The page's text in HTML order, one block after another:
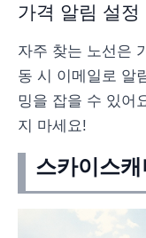
가격 알림 설정
자주 찾는 노선은
동 시 이메일로 알
밍을 잡을 수 있어
지 마세요!
스카이스